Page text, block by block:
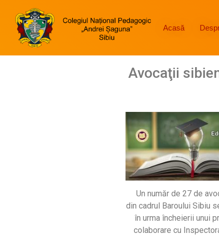
Acasă
Avocaţii
Un număr de 27 de
din cadrul Baroului Sibiu
în urma încheierii unui
colaborare cu